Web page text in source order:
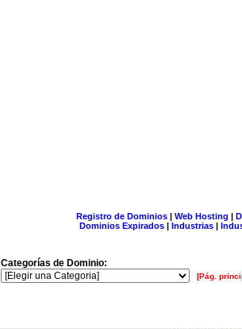
Registro de Dominios| Web Hosting |
Dominios Expirados | Industrias |
Categorías de Dominio:
[Pág.